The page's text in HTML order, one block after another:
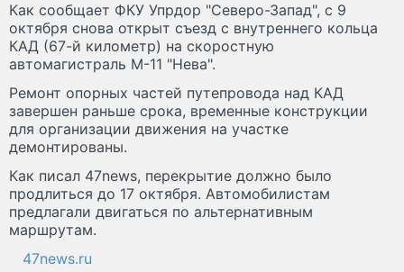
Как сообщает ФКУ Упрдор "Северо-Запад", с 9
октября снова открыт съезд с внутреннего кольца
КАД (67-й километр) на скоростную
автомагистраль М-11 "Нева".
Ремонт опорных частей путепровода над КАД
завершен раньше срока, временные конструкции
для организации движения на участке
демонтированы.
Как писал 47news, перекрытие должно было
продлиться до 17 октября. Автомобилистам
предлагали двигаться по альтернативным
маршрутам.
47news.ru